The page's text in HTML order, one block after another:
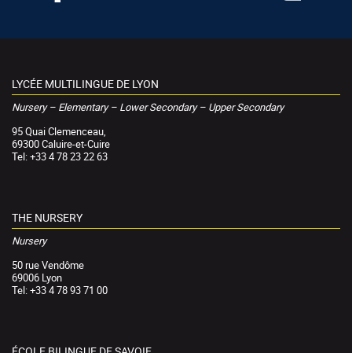
LYCÉE MULTILINGUE DE LYON
Nursery – Elementary – Lower Secondary – Upper Secondary
95 Quai Clemenceau,
69300 Caluire-et-Cuire
Tel: +33 4 78 23 22 63
THE NURSERY
Nursery
50 rue Vendôme
69006 Lyon
Tel: +33 4 78 93 71 00